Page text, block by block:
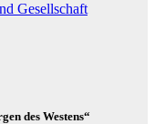
Gesellschaft
des Westens“